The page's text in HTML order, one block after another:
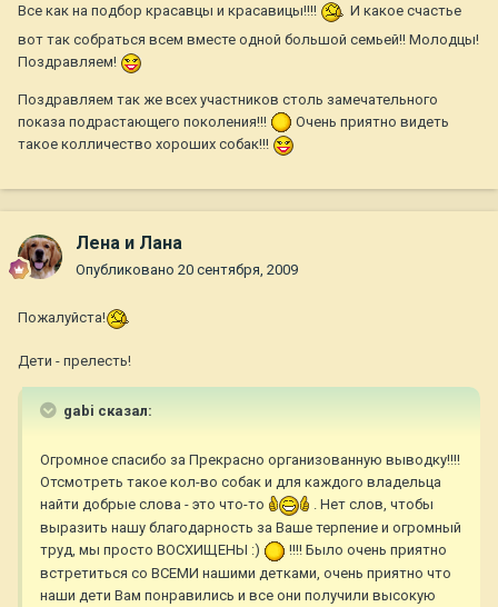
Все как на подбор красавцы и красавицы!!!!
И какое счастье
вот так собраться всем вместе одной большой семьей!! Молодцы!
Поздравляем!
Поздравляем так же всех участников столь замечательного
показа подрастающего поколения!!!
Очень приятно видеть
такое колличество хороших собак!!!
Лена и Лана
Опубликовано 20 сентября, 2009
Пожалуйста!
Дети - прелесть!
gabi сказал:
Огромное спасибо за Прекрасно организованную выводку!!!!
Отсмотреть такое кол-во собак и для каждого владельца
найти добрые слова - это что-то
. Нет слов, чтобы
выразить нашу благодарность за Ваше терпение и огромный
труд, мы просто ВОСХИЩЕНЫ :)
!!!! Было очень приятно
встретиться со ВСЕМИ нашими детками, очень приятно что
наши дети Вам понравились и все они получили высокую